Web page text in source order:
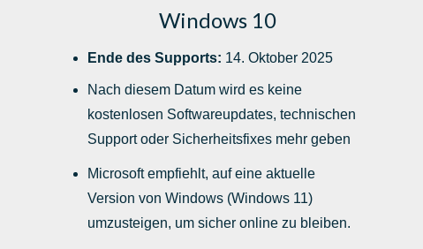
Windows 10
Ende des Supports: 14. Oktober 2025
Nach diesem Datum wird es keine
kostenlosen Softwareupdates, technischen
Support oder Sicherheitsfixes mehr geben
Microsoft empfiehlt, auf eine aktuelle
Version von Windows (Windows 11)
umzusteigen, um sicher online zu bleiben.